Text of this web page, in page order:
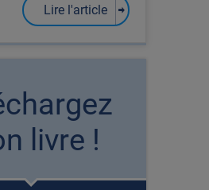
Lire l'article
livre !